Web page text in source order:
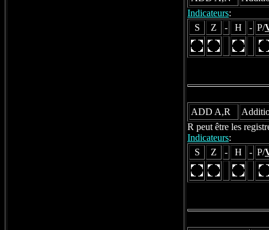
Indicateurs:
S
Z - H - P/
ADD A,R
R peut être les
Indicateurs:
S
Z - H - P/